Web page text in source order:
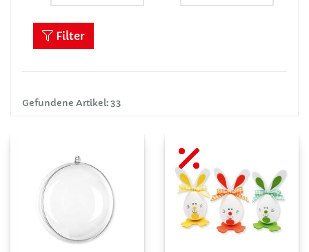
Gefundene Artikel: 33
Filter